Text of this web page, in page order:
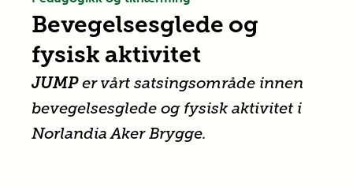
Bevegelsesglede og
fysisk aktivitet
JUMPer vårt satsingsområde innen
bevegelsesglede og fysisk aktivitet i
Norlandia Aker Brygge.